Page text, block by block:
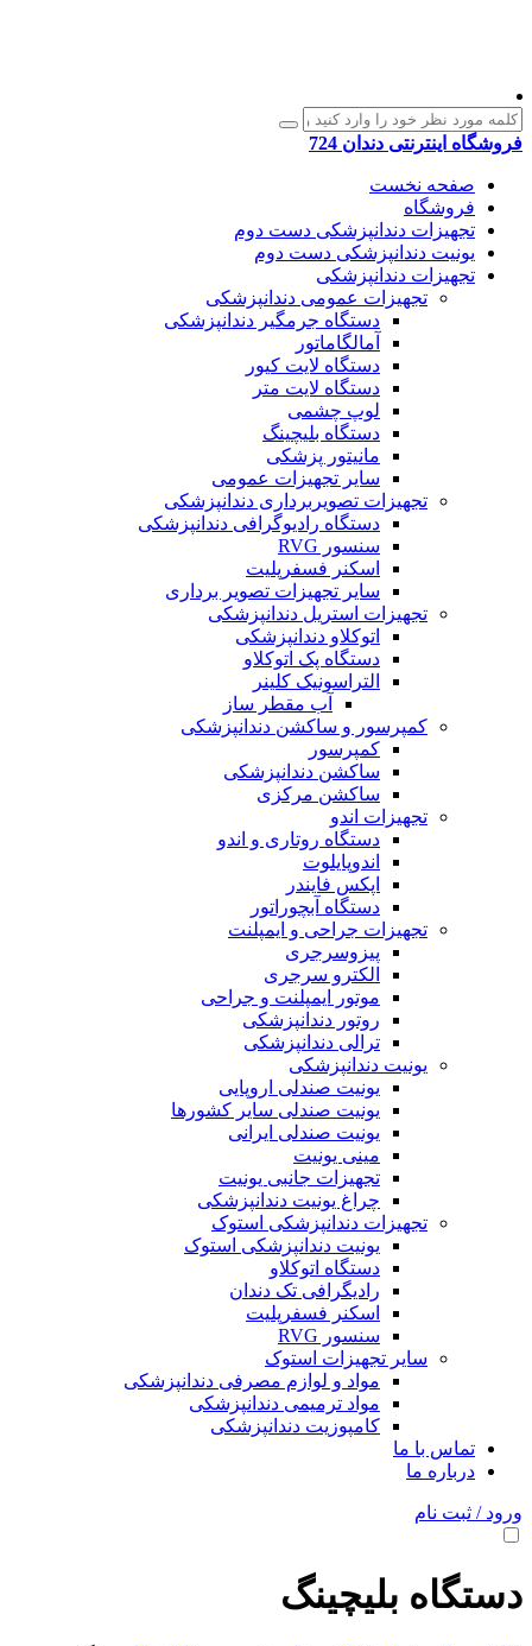
فروشگاه اینترنتی دندان 724
صفحه نخست
فروشگاه
تجهیزات دندانپزشکی دست دوم
یونیت دندانپزشکی دست دوم
تجهیزات دندانپزشکی
تجهیزات عمومی دندانپزشکی
دستگاه جرمگیر دندانپزشکی
آمالگاماتور
دستگاه لایت کیور
دستگاه لایت متر
لوپ چشمی
دستگاه بلیچینگ
مانیتور پزشکی
سایر تجهیزات عمومی
تجهیزات تصویربرداری دندانپزشکی
دستگاه رادیوگرافی دندانپزشکی
سنسور RVG
اسکنر فسفرپلیت
سایر تجهیزات تصویر برداری
تجهیزات استریل دندانپزشکی
اتوکلاو دندانپزشکی
دستگاه پک اتوکلاو
التراسونیک کلینر
آب مقطر ساز
کمپرسور و ساکشن دندانپزشکی
کمپرسور
ساکشن دندانپزشکی
ساکشن مرکزی
تجهیزات اندو
دستگاه روتاری و اندو
اندوپایلوت
اپکس فایندر
دستگاه آبچوراتور
تجهیزات جراحی و ایمپلنت
پیزوسرجری
الکترو سرجری
موتور ایمپلنت و جراحی
روتور دندانپزشکی
ترالی دندانپزشکی
یونیت دندانپزشکی
یونیت صندلی اروپایی
یونیت صندلی سایر کشورها
یونیت صندلی ایرانی
مینی یونیت
تجهیزات جانبی یونیت
چراغ یونیت دندانپزشکی
تجهیزات دندانپزشکی استوک
یونیت دندانپزشکی استوک
دستگاه اتوکلاو
رادیگرافی تک دندان
اسکنر فسفرپلیت
سنسور RVG
سایر تجهیزات استوک
مواد و لوازم مصرفی دندانپزشکی
مواد ترمیمی دندانپزشکی
کامپوزیت دندانپزشکی
تماس با ما
درباره ما
ورود / ثبت نام
دستگاه بلیچینگ